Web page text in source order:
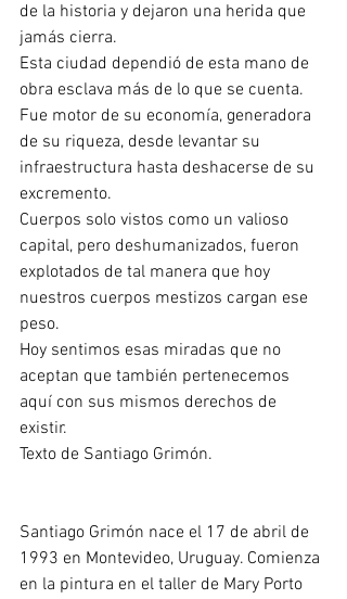
de la historia y dejaron una herida que
jamás cierra.
Esta ciudad dependió de esta mano de
obra esclava más de lo que se cuenta.
Fue motor de su economía, generadora
de su riqueza, desde levantar su
infraestructura hasta deshacerse de su
excremento.
Cuerpos solo vistos como un valioso
capital, pero deshumanizados, fueron
explotados de tal manera que hoy
nuestros cuerpos mestizos cargan ese
peso.
Hoy sentimos esas miradas que no
aceptan que también pertenecemos
aquí con sus mismos derechos de
existir.
Texto de Santiago Grimón.
Santiago Grimón nace el 17 de abril de
1993 en Montevideo, Uruguay. Comienza
en la pintura en el taller de Mary Porto